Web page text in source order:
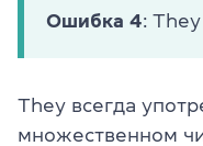
Ошибка 4:
They всегда
множественном